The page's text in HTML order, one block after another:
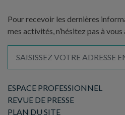
ESPACE PROFESSIONNEL
REVUE DE PRESSE
PLAN DU SITE
Pour recevoir les dernières
mes activités, n’hésitez pas à